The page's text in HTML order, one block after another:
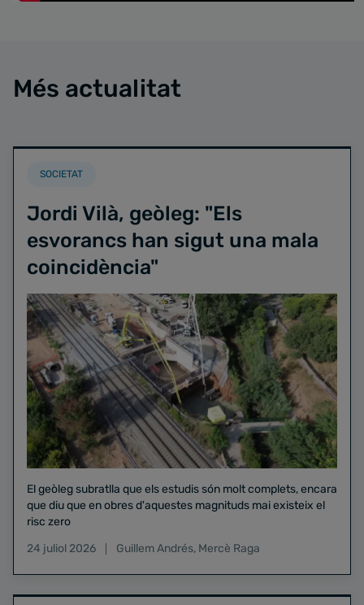
Més actualitat
SOCIETAT
Jordi Vilà, geòleg: "Els
esvorancs han sigut una mala
coincidència"
El geòleg subratlla que els estudis són molt complets, encara
que diu que en obres d'aquestes magnituds mai existeix el
risc zero
24 juliol 2026
Guillem Andrés, Mercè Raga